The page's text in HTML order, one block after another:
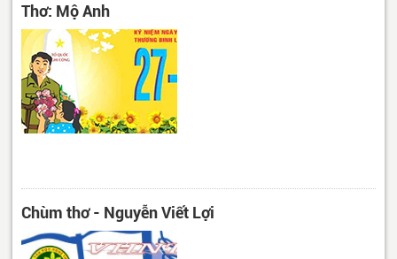
Thơ: Mộ Anh
Chùm thơ - Nguyễn Viết Lợi